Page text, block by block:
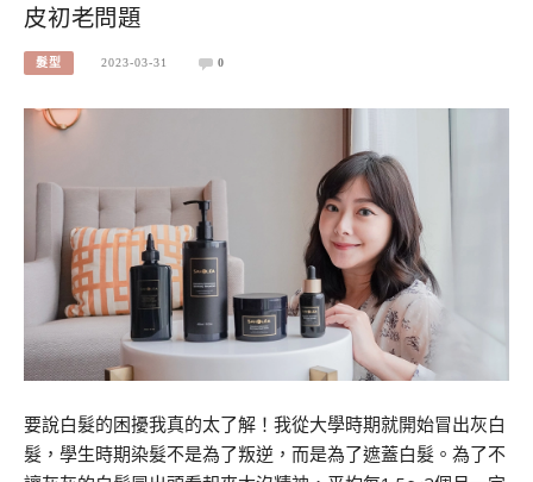
皮初老問題
髮型 2023-03-31 0
要說白髮的困擾我真的太了解！我從大學時期就開始冒出灰白
髮，學生時期染髮不是為了叛逆，而是為了遮蓋白髮。為了不